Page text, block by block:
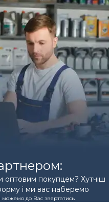
оптовим покупцем? Хутчіш
і ми вас наберемо
можемо до Вас звертатись